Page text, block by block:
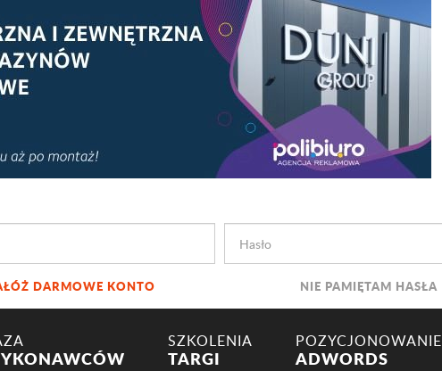
DARMOWE KONTO NIE PAMIĘTAM HASŁA
SZKOLENIA
TARGI
POZYCJONOWANIE
ADWORDS